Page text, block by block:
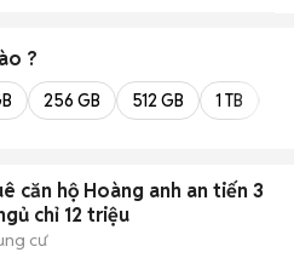
?
256 GB 512 GB 1 TB
căn hộ Hoàng anh an tiến 3
chỉ 12 triệu
cư